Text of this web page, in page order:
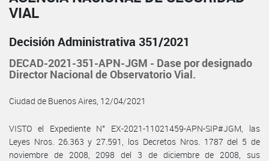
VIAL
Decisión Administrativa 351/2021
DECAD-2021-351-APN-JGM - Dase por designado
Director Nacional de Observatorio Vial.
Ciudad de Buenos Aires, 12/04/2021
VISTO el Expediente N° EX-2021-11021459-APN-SIP#JGM, las
Leyes Nros. 26.363 y 27.591, los Decretos Nros. 1787 del 5 de
noviembre de 2008, 2098 del 3 de diciembre de 2008, sus